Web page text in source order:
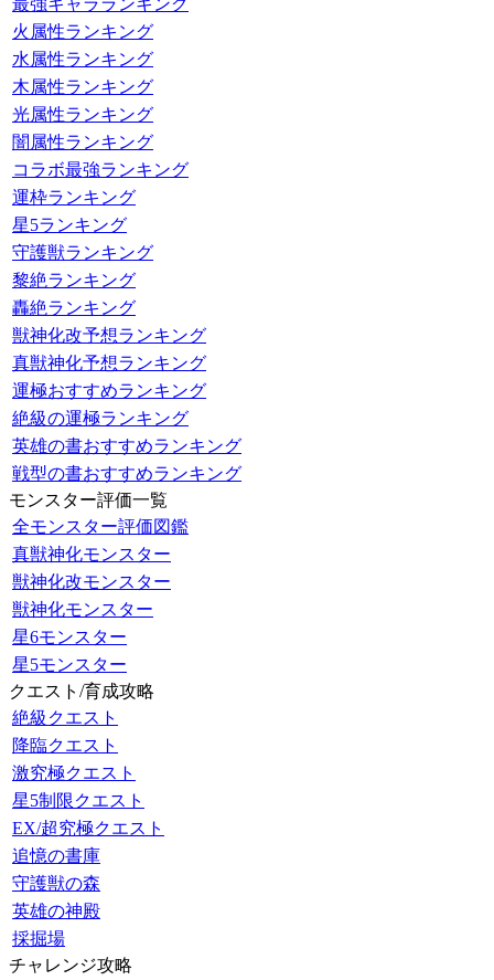
最強キャラランキング
火属性ランキング
水属性ランキング
木属性ランキング
光属性ランキング
闇属性ランキング
コラボ最強ランキング
運枠ランキング
星5ランキング
守護獣ランキング
黎絶ランキング
轟絶ランキング
獣神化改予想ランキング
真獣神化予想ランキング
運極おすすめランキング
絶級の運極ランキング
英雄の書おすすめランキング
戦型の書おすすめランキング
モンスター評価一覧
全モンスター評価図鑑
真獣神化モンスター
獣神化改モンスター
獣神化モンスター
星6モンスター
星5モンスター
クエスト/育成攻略
絶級クエスト
降臨クエスト
激究極クエスト
星5制限クエスト
EX/超究極クエスト
追憶の書庫
守護獣の森
英雄の神殿
採掘場
チャレンジ攻略